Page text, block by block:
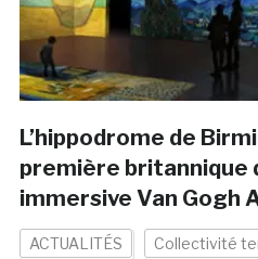
L’hippodrome de
première britannique
immersive Van Gogh
ACTUALITÉS Collectivité